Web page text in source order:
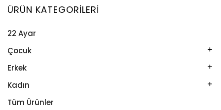
ÜRÜN KATEGORILERI
22 Ayar
Çocuk
Kelepçe
Kolye
Künye
Erkek
Kelepçe
Künye
Kadın
Bileklik
Tüm Ürünler